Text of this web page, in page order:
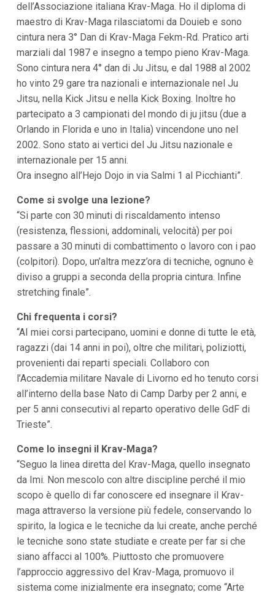
dell’Associazione italiana Krav-Maga. Ho il diploma di
maestro di Krav-Maga rilasciatomi da Douieb e sono
cintura nera 3° Dan di Krav-Maga Fekm-Rd. Pratico arti
marziali dal 1987 e insegno a tempo pieno Krav-Maga.
Sono cintura nera 4° dan di Ju Jitsu, e dal 1988 al 2002
ho vinto 29 gare tra nazionali e internazionale nel Ju
Jitsu, nella Kick Jitsu e nella Kick Boxing. Inoltre ho
partecipato a 3 campionati del mondo di ju jitsu (due a
Orlando in Florida e uno in Italia) vincendone uno nel
2002. Sono stato ai vertici del Ju Jitsu nazionale e
internazionale per 15 anni.
Ora insegno all’Hejo Dojo in via Salmi 1 al Picchianti”.
Come si svolge una lezione?
“Si parte con 30 minuti di riscaldamento intenso
(resistenza, flessioni, addominali, velocità) per poi
passare a 30 minuti di combattimento o lavoro con i pao
(colpitori). Dopo, un’altra mezz’ora di tecniche, ognuno è
diviso a gruppi a seconda della propria cintura. Infine
stretching finale”.
Chi frequenta i corsi?
“AI miei corsi partecipano, uomini e donne di tutte le età,
ragazzi (dai 14 anni in poi), oltre che militari, poliziotti,
provenienti dai reparti speciali. Collaboro con
l’Accademia militare Navale di Livorno ed ho tenuto corsi
all’interno della base Nato di Camp Darby per 2 anni, e
per 5 anni consecutivi al reparto operativo delle GdF di
Trieste”.
Come lo insegni il Krav-Maga?
“Seguo la linea diretta del Krav-Maga, quello insegnato
da Imi. Non mescolo con altre discipline perché il mio
scopo è quello di far conoscere ed insegnare il Krav-
maga attraverso la versione più fedele, conservando lo
spirito, la logica e le tecniche da lui create, anche perché
le tecniche sono state studiate e create per far si che
siano affacci al 100%. Piuttosto che promuovere
l’approccio aggressivo del Krav-Maga, promuovo il
sistema come inizialmente era insegnato; come “Arte